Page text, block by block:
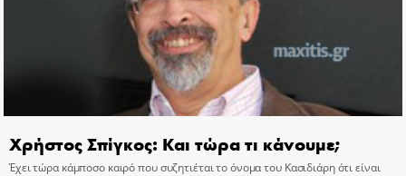
Χρήστος Σπίγκος: Και τώρα τι κάνουμε;
Έχει τώρα κάμποσο καιρό που συζητιέται το όνομα του Κασιδιάρη ότι είναι